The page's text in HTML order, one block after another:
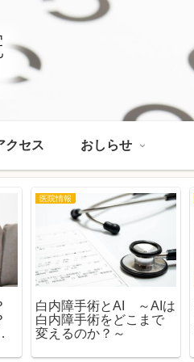
クセス おしらせ
医院情報
白内障手術とAI ～AIは
白内障手術をどこまで
変えるのか？～